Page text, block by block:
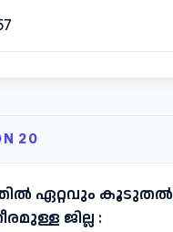
20
ഏറ്റവും കൂടുതൽ
ജില്ല :